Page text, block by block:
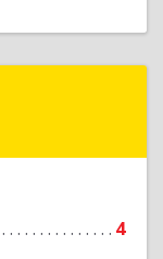
4
Подробнее